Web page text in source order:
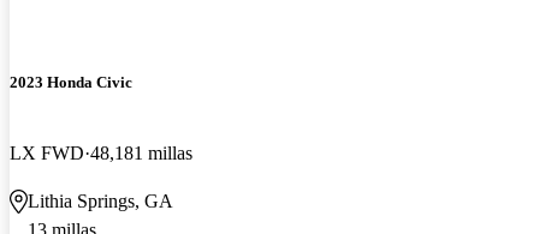
2023 Honda Civic
LX FWD 48,181 millas
Lithia Springs, GA